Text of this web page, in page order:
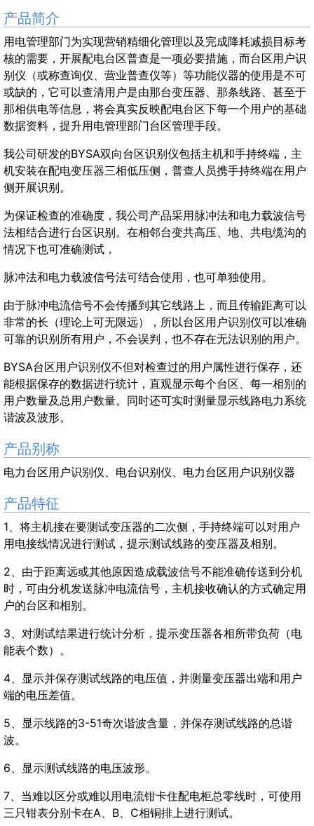
产品简介
用电管理部门为实现营销精细化管理以及完成降耗减损目标考
核的需要，开展配电台区普查是一项必要措施，而台区用户识
别仪（或称查询仪、营业普查仪等）等功能仪器的使用是不可
或缺的，它可以查清用户是由那台变压器、那条线路、甚至于
那相供电等信息，将会真实反映配电台区下每一个用户的基础
数据资料，提升用电管理部门台区管理手段。
我公司研发的BYSA双向台区识别仪包括主机和手持终端，主
机安装在配电变压器三相低压侧，普查人员携手持终端在用户
侧开展识别。
为保证检查的准确度，我公司产品采用脉冲法和电力载波信号
法相结合进行台区识别。在相邻台变共高压、地、共电缆沟的
情况下也可准确测试，
脉冲法和电力载波信号法可结合使用，也可单独使用。
由于脉冲电流信号不会传播到其它线路上，而且传输距离可以
非常的长（理论上可无限远），所以台区用户识别仪可以准确
可靠的识别所有用户，不会误判，也不存在无法识别的用户。
BYSA台区用户识别仪不但对检查过的用户属性进行保存，还
能根据保存的数据进行统计，直观显示每个台区、每一相别的
用户数量及总用户数量。同时还可实时测量显示线路电力系统
谐波及波形。
产品别称
电力台区用户识别仪、电台识别仪、电力台区用户识别仪器
产品特征
1、将主机接在要测试变压器的二次侧，手持终端可以对用户
用电接线情况进行测试，提示测试线路的变压器及相别。
2、由于距离远或其他原因造成载波信号不能准确传送到分机
时，可由分机发送脉冲电流信号，主机接收确认的方式确定用
户的台区和相别。
3、对测试结果进行统计分析，提示变压器各相所带负荷（电
能表个数）。
4、显示并保存测试线路的电压值，并测量变压器出端和用户
端的电压差值。
5、显示线路的3-51奇次谐波含量，并保存测试线路的总谐
波。
6、显示测试线路的电压波形。
7、当难以区分或难以用电流钳卡住配电柜总零线时，可使用
三只钳表分别卡在A、B、C相铜排上进行测试。